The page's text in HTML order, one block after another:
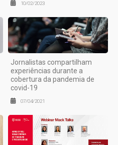
10/02/2023
Jornalistas compartilham
experiências durante a
cobertura da pandemia de
covid-19
07/04/2021